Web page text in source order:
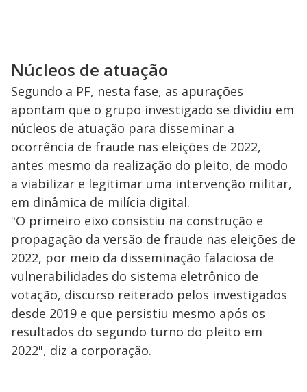
Núcleos de atuação
Segundo a PF, nesta fase, as apurações
apontam que o grupo investigado se dividiu em
núcleos de atuação para disseminar a
ocorrência de fraude nas eleições de 2022,
antes mesmo da realização do pleito, de modo
a viabilizar e legitimar uma intervenção militar,
em dinâmica de milícia digital.
"O primeiro eixo consistiu na construção e
propagação da versão de fraude nas eleições de
2022, por meio da disseminação falaciosa de
vulnerabilidades do sistema eletrônico de
votação, discurso reiterado pelos investigados
desde 2019 e que persistiu mesmo após os
resultados do segundo turno do pleito em
2022", diz a corporação.